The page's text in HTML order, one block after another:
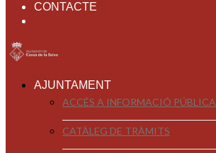
CONTACTE
AJUNTAMENT
ACCÉS A INFORMACIÓ PÚBLICA
CATÀLEG DE TRÀMITS